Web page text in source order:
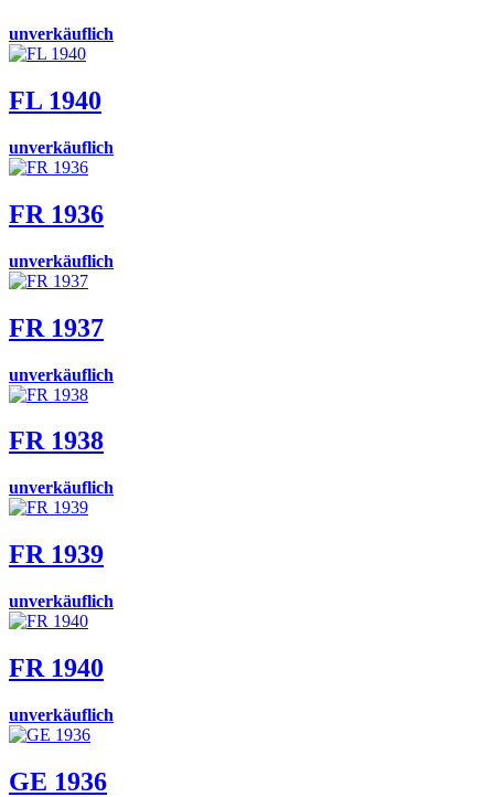
unverkäuflich
FL 1940
unverkäuflich
FR 1936
unverkäuflich
FR 1937
unverkäuflich
FR 1938
unverkäuflich
FR 1939
unverkäuflich
FR 1940
unverkäuflich
GE 1936